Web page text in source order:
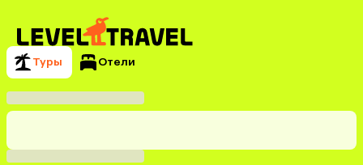
Туры Отели